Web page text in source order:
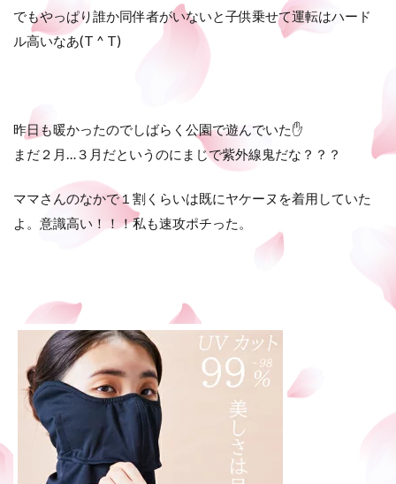
でもやっぱり誰か同伴者がいないと子供乗せて運転はハード
ル高いなあ(T ^ T)
昨日も暖かったのでしばらく公園で遊んでいた✋
まだ２月…３月だというのにまじで紫外線鬼だな？？？
ママさんのなかで１割くらいは既にヤケーヌを着用していた
よ。意識高い！！！私も速攻ポチった。